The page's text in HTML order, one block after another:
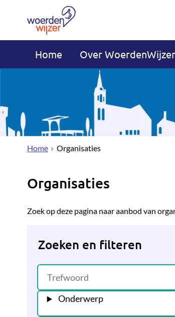
Home Over WoerdenWijzer
Home Organisaties
Organisaties
Zoek op deze pagina naar aanbod van
Zoeken en filteren
Onderwerp